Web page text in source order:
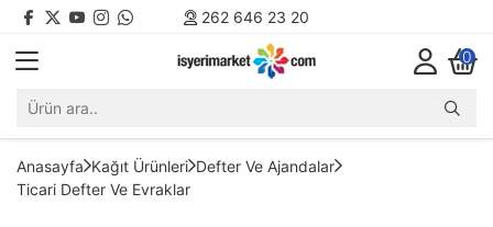
262 646 23 20
0
Anasayfa Kağıt Ürünleri Defter Ve Ajandalar
Ticari Defter Ve Evraklar